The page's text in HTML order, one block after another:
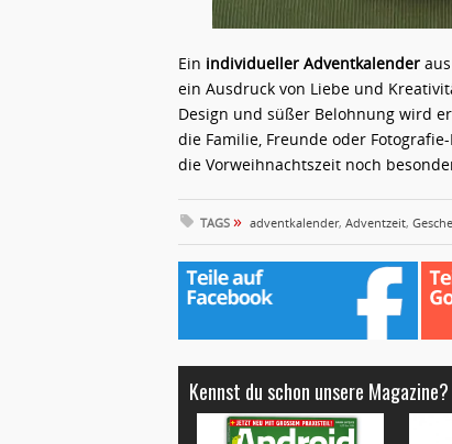
Ein individueller Adventkalender
ein Ausdruck von Liebe und
Design und süßer Belohnung wird
die Familie, Freunde oder
die Vorweihnachtszeit noch
TAGS » adventkalender, Adventzeit,
Kennst du schon unsere Magazine?